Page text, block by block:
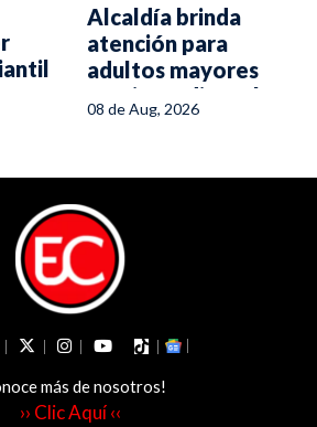
Alcaldía brinda
atención para
adultos mayores
tras incendio en la
avenida Ambalá
08 de Aug, 2026
más de nosotros!
›› Clic Aquí ‹‹